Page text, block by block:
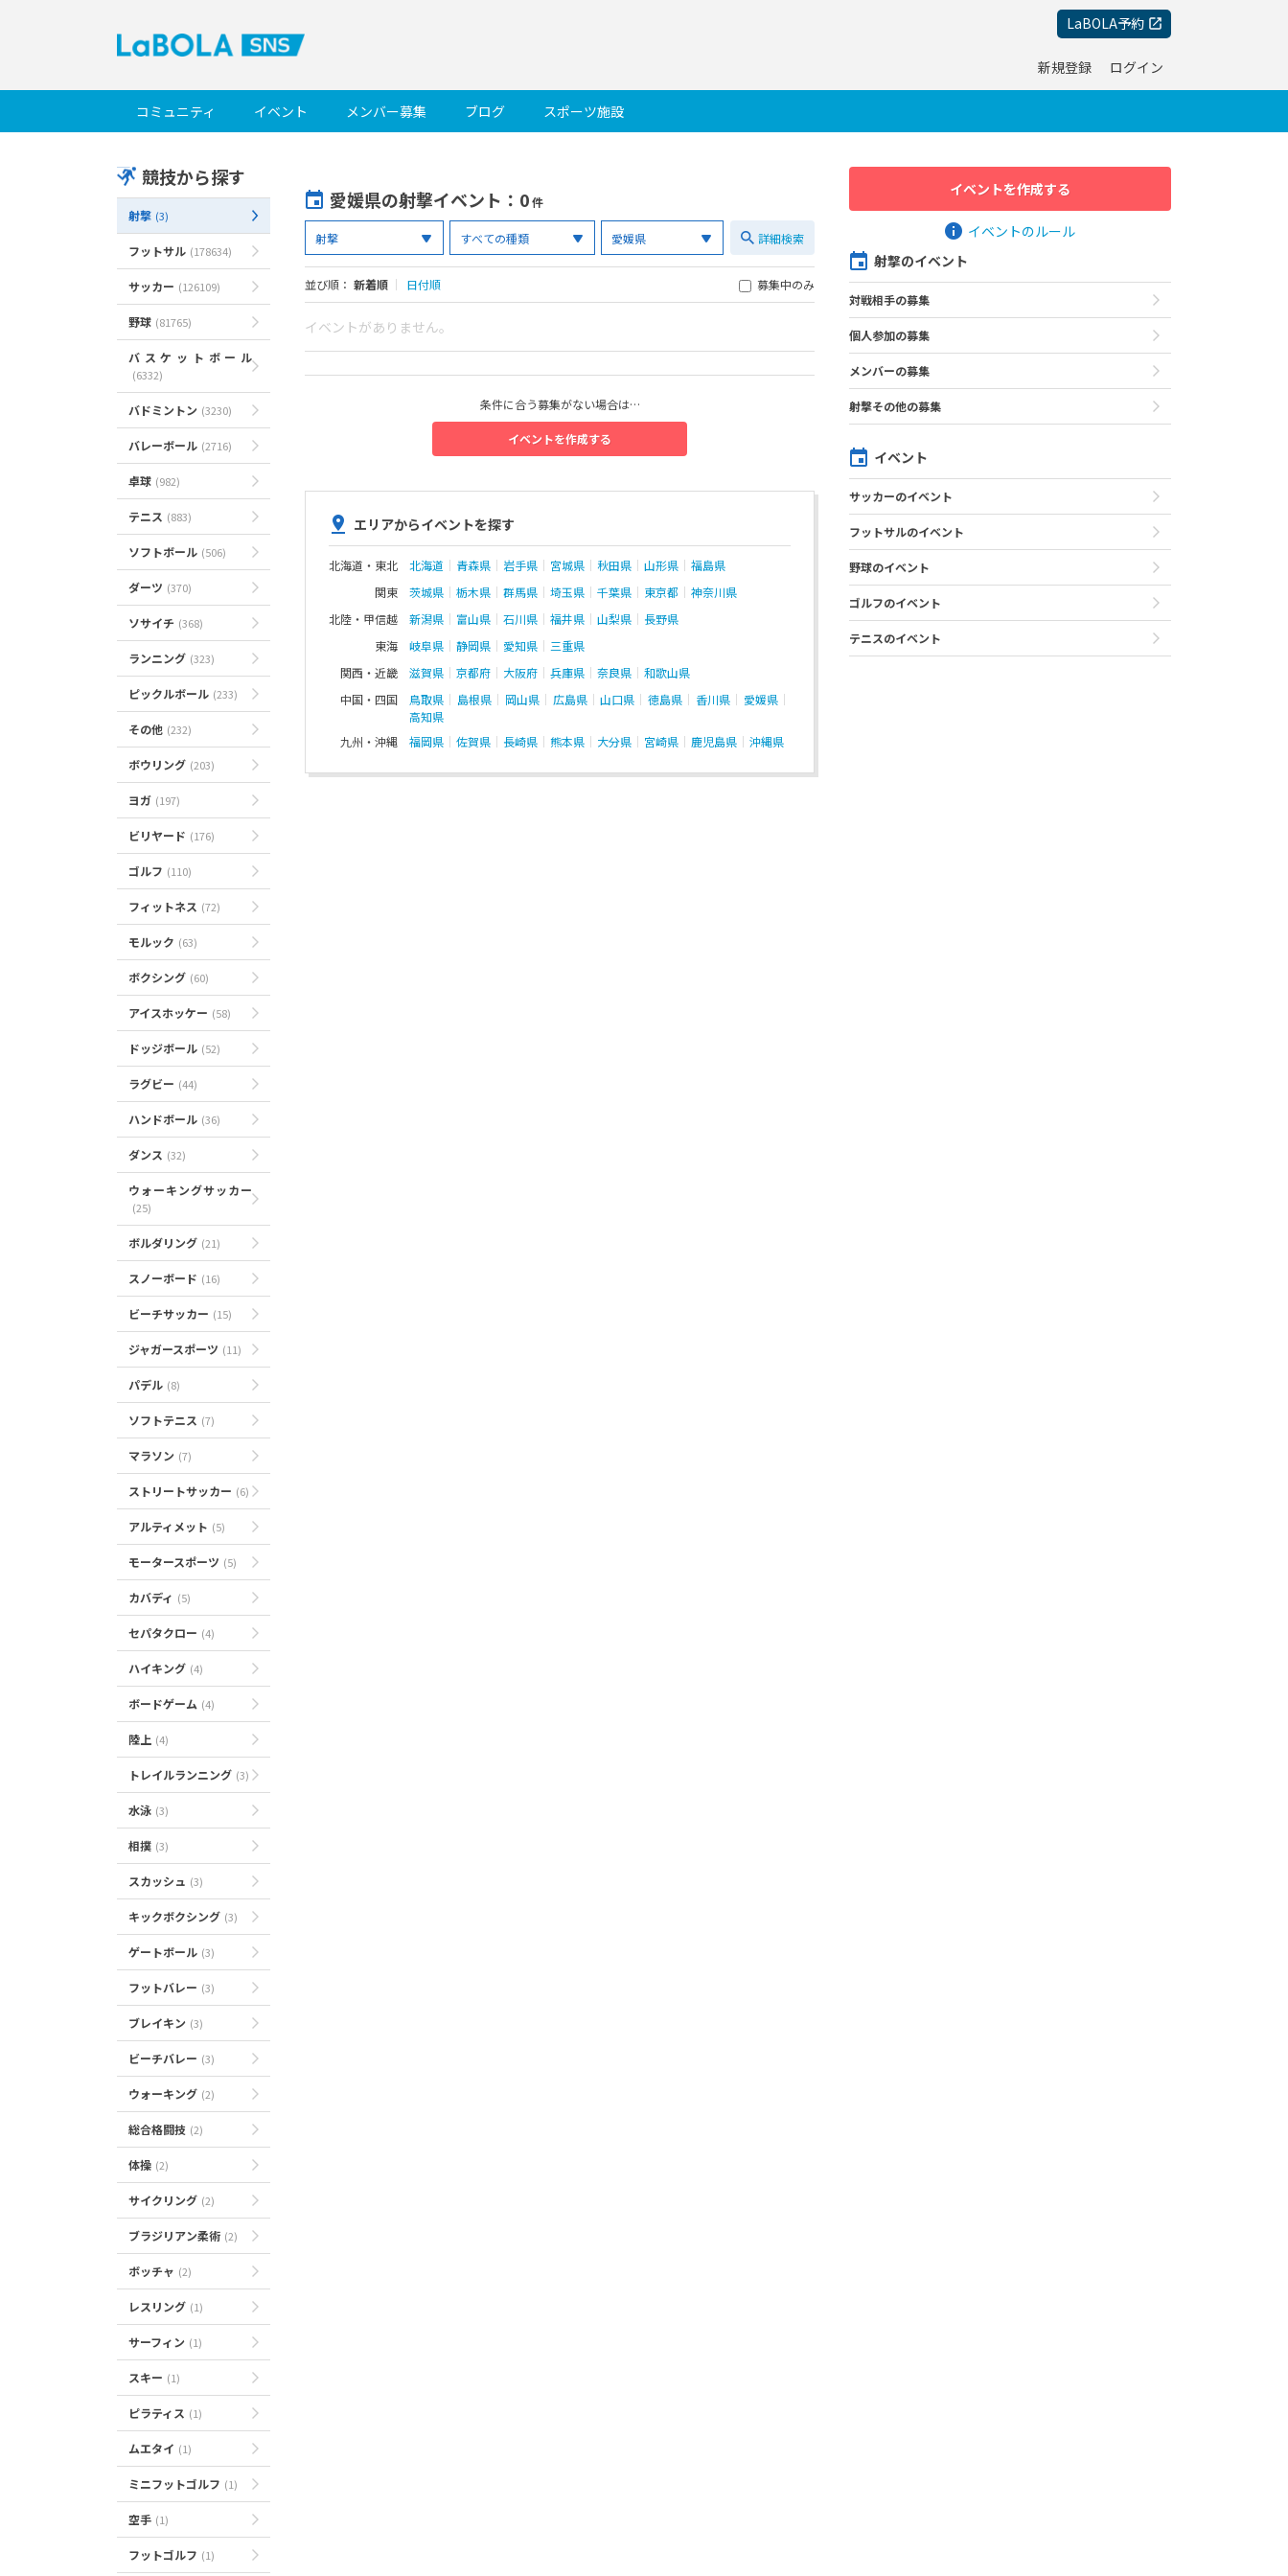
LaBOLA予約
新規登録 ログイン
コミュニティ イベント メンバー募集 ブログ スポーツ施設
競技から探す
射撃 (3)
フットサル (178634)
サッカー (126109)
野球 (81765)
バスケットボール
(6332)
バドミントン (3230)
バレーボール (2716)
卓球 (982)
テニス (883)
ソフトボール (506)
ダーツ (370)
ソサイチ (368)
ランニング (323)
ピックルボール (233)
その他 (232)
ボウリング (203)
ヨガ (197)
ビリヤード (176)
ゴルフ (110)
フィットネス (72)
モルック (63)
ボクシング (60)
アイスホッケー (58)
ドッジボール (52)
ラグビー (44)
ハンドボール (36)
ダンス (32)
ウォーキングサッカー
(25)
ボルダリング (21)
スノーボード (16)
ビーチサッカー (15)
ジャガースポーツ (11)
パデル (8)
ソフトテニス (7)
マラソン (7)
ストリートサッカー (6)
アルティメット (5)
モータースポーツ (5)
カバディ (5)
セパタクロー (4)
ハイキング (4)
ボードゲーム (4)
陸上 (4)
トレイルランニング (3)
水泳 (3)
相撲 (3)
スカッシュ (3)
キックボクシング (3)
ゲートボール (3)
フットバレー (3)
ブレイキン (3)
ビーチバレー (3)
ウォーキング (2)
総合格闘技 (2)
体操 (2)
サイクリング (2)
ブラジリアン柔術 (2)
ボッチャ (2)
レスリング (1)
サーフィン (1)
スキー (1)
ピラティス (1)
ムエタイ (1)
ミニフットゴルフ (1)
空手 (1)
フットゴルフ (1)
愛媛県の射撃イベント ：0件
詳細検索
並び順： 新着順 ｜ 日付順 募集中のみ
イベントがありません。
条件に合う募集がない場合は…
イベントを作成する
エリアからイベントを探す
北海道・東北 北海道 青森県 岩手県 宮城県 秋田県 山形県
福島県
関東
茨城県 栃木県 群馬県 埼玉県 千葉県 東京都
神奈川県
北陸・甲信越
新潟県 富山県 石川県 福井県 山梨県
長野県
東海
岐阜県 静岡県 愛知県
三重県
関西・近畿
滋賀県 京都府 大阪府 兵庫県 奈良県
和歌山県
中国・四国
鳥取県 島根県 岡山県 広島県 山口県 徳島県 香川県
愛媛県
高知県
九州・沖縄
福岡県 佐賀県 長崎県 熊本県 大分県 宮崎県 鹿児島県 沖縄県
イベントを作成する
イベントのルール
射撃のイベント
対戦相手の募集
個人参加の募集
メンバーの募集
射撃その他の募集
イベント
サッカーのイベント
フットサルのイベント
野球のイベント
ゴルフのイベント
テニスのイベント